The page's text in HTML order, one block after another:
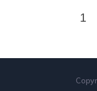
Pagination
1